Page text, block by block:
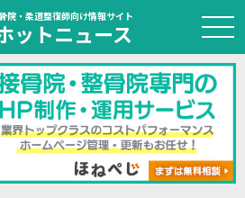
院・柔道整復師向け情報サイト
ットニュース